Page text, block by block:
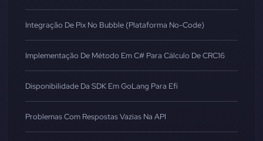
Integração De Pix No Bubble (Plataforma No-Code)
Implementação De Método Em C# Para Cálculo De CRC16
Disponibilidade Da SDK Em GoLang Para Efí
Problemas Com Respostas Vazias Na API